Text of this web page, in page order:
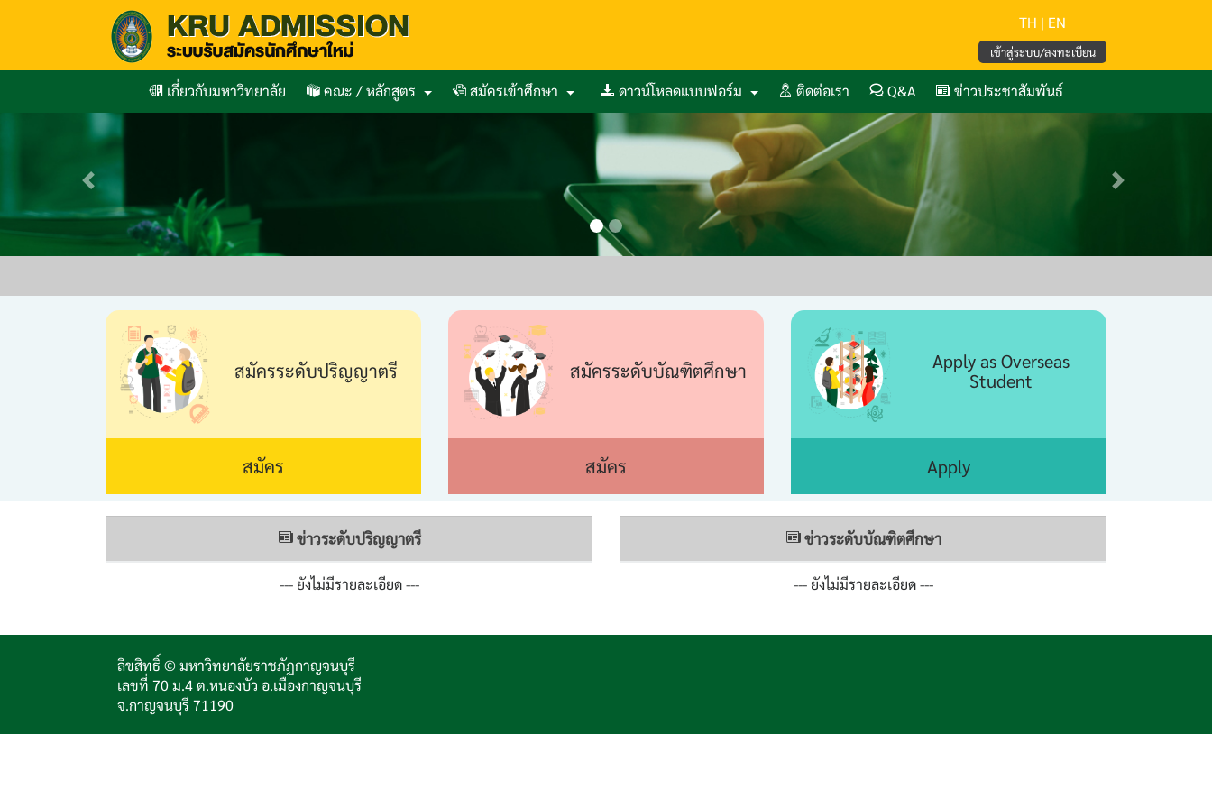
TH | EN
เข้าสู่ระบบ/ลงทะเบียน
เกี่ยวกับมหาวิทยาลัย คณะ / หลักสูตร สมัครเข้าศึกษา ดาวน์โหลดแบบฟอร์ม ติดต่อเรา Q&A ข่าวประชาสัมพันธ์
Previous Next
สมัครระดับปริญญาตรี
สมัคร
สมัครระดับบัณฑิตศึกษา
สมัคร
Apply as Overseas
Student
Apply
ข่าวระดับปริญญาตรี
--- ยังไม่มีรายละเอียด ---
ข่าวระดับบัณฑิตศึกษา
--- ยังไม่มีรายละเอียด ---
ลิขสิทธิ์ © มหาวิทยาลัยราชภัฏกาญจนบุรี
เลขที่ 70 ม.4 ต.หนองบัว อ.เมืองกาญจนบุรี
จ.กาญจนบุรี 71190